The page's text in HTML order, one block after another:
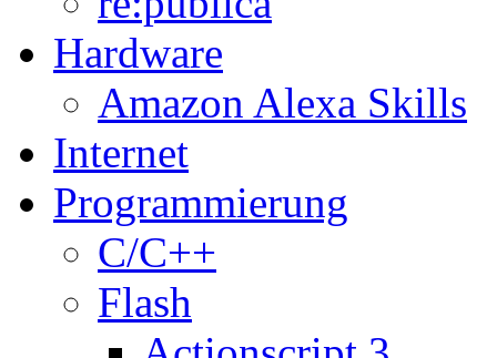
Hardware
Amazon Alexa Skills
Internet
Programmierung
C/C++
Flash